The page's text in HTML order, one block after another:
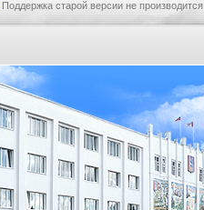
. Поддержка старой версии не производится.